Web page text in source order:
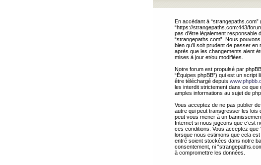
En accédant à “strangepaths.com”
“https://strangepaths.com:443/
pas d’être légalement
“strangepaths.com”. Nous
bien qu’il soit prudent de passer
après que les changements aient
mises à jour et/ou modifiées.
Notre forum est propulsé par phpBB
“Équipes phpBB”) qui est un script
être téléchargé depuis
les interdit strictement dans ce que
amples informations au sujet de
Vous acceptez de ne pas publier
autre qui peut transgresser les lois
peut vous mener à un
Internet si nous jugeons que c’est
ces conditions. Vous acceptez que
lorsque nous estimons que cela
entré soient stockées dans notre
consentement, ni
à compromettre les données.